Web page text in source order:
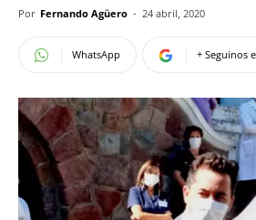
Por Fernando Agüero - 24 abril, 2020
WhatsApp + Seguinos